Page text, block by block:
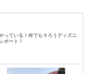
っている！何でもそろうディズニ
ポート！